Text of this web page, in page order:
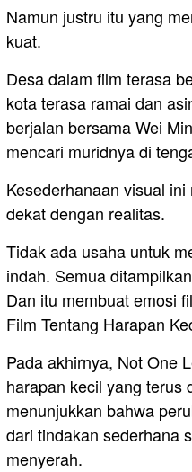
Namun justru itu yang
kuat.
Desa dalam film terasa
kota terasa ramai dan
berjalan bersama Wei
mencari muridnya di
Kesederhanaan visual
dekat dengan realitas.
Tidak ada usaha untuk
indah. Semua
Dan itu membuat emosi
Film Tentang Harapan
Pada akhirnya, Not One
harapan kecil yang terus
menunjukkan bahwa
dari tindakan sederhana
menyerah.